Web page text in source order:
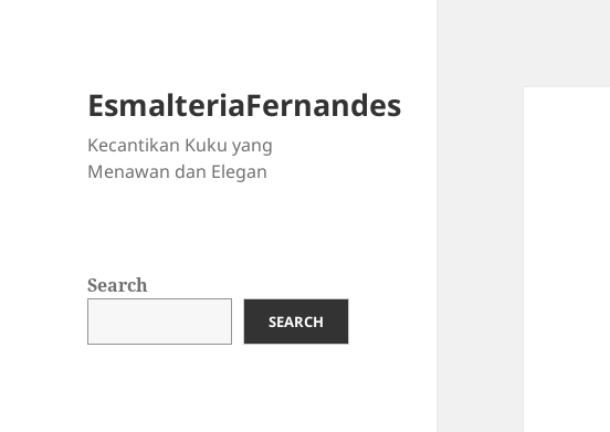
EsmalteriaFernandes
Kecantikan Kuku yang
Menawan dan Elegan
Search
SEARCH